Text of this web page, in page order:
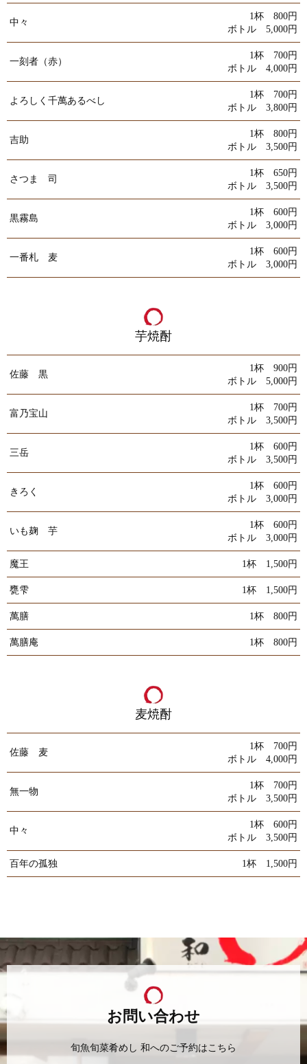
中々
1杯 800円
ボトル 5,000円
一刻者（赤）
1杯 700円
ボトル 4,000円
よろしく千萬あるべし
1杯 700円
ボトル 3,800円
吉助
1杯 800円
ボトル 3,500円
さつま 司
1杯 650円
ボトル 3,500円
黒霧島
1杯 600円
ボトル 3,000円
一番札 麦
1杯 600円
ボトル 3,000円
芋焼酎
佐藤 黒
1杯 900円
ボトル 5,000円
富乃宝山
1杯 700円
ボトル 3,500円
三岳
1杯 600円
ボトル 3,500円
きろく
1杯 600円
ボトル 3,000円
いも麹 芋
1杯 600円
ボトル 3,000円
魔王 1杯 1,500円
甕雫 1杯 1,500円
萬膳 1杯 800円
萬膳庵 1杯 800円
麦焼酎
佐藤 麦
1杯 700円
ボトル 4,000円
無一物
1杯 700円
ボトル 3,500円
中々
1杯 600円
ボトル 3,500円
百年の孤独 1杯 1,500円
お問い合わせ
旬魚旬菜肴めし 和へのご予約はこちら